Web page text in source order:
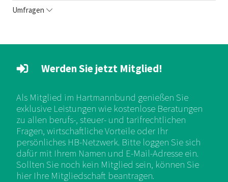
Umfragen
Werden Sie jetzt Mitglied!
Als Mitglied im Hartmannbund genießen Sie
exklusive Leistungen wie kostenlose Beratungen
zu allen berufs-, steuer- und tarifrechtlichen
Fragen, wirtschaftliche Vorteile oder Ihr
persönliches HB-Netzwerk. Bitte loggen Sie sich
dafür mit Ihrem Namen und E-Mail-Adresse ein.
Sollten Sie noch kein Mitglied sein, können Sie
hier Ihre Mitgliedschaft beantragen.